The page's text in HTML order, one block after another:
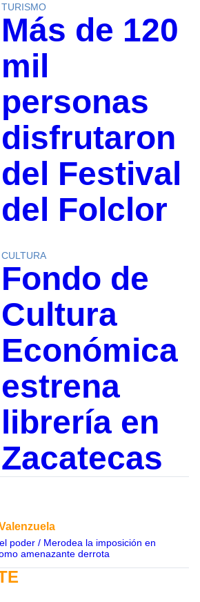
TURISMO
Más de 120
mil
personas
disfrutaron
del Festival
del Folclor
CULTURA
Fondo de
Cultura
Económica
estrena
librería en
Zacatecas
poder / Merodea la imposición en
amenazante derrota